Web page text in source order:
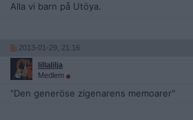
Alla vi barn på Utöya.
2013-01-29, 21:16
lillalilja
Medlem
"Den generöse zigenarens memoarer"